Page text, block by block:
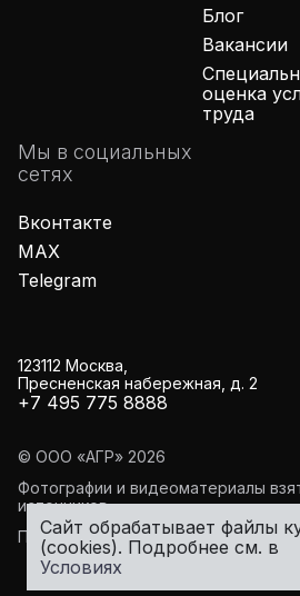
Блог
Вакансии
оценка
труда
Мы в социальных
сетях
Вконтакте
MAX
Telegram
123112 Москва,
Пресненская набережная, д. 2
+7 495 775 8888
© ООО «АГР» 2026
Фотографии и видеоматериалы
источников
Правовая информация
Сайт обрабатывает файлы
(cookies). Подробнее см. в
Условиях